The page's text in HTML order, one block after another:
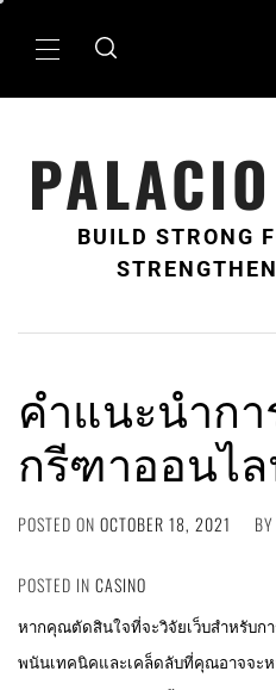
Primary
BUILD STRONG
คำแนะนำก
กรีฑาออนไ
POSTED ON OCTOBER 18, 2021 BY
POSTED IN CASINO
หากคุณตัดสินใจที่จะวิจัยเว็บสำหรับก
พนันเทคนิคและเคล็ดลับที่คุณอาจจะห